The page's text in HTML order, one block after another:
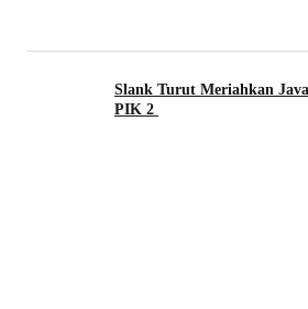
Slank Turut Meriahkan
PIK 2